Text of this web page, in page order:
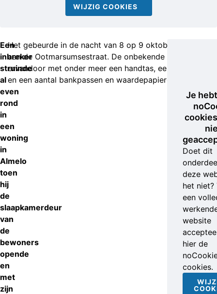
WIJZIG COOKIES
Een
inbreker
struinde
al
even
rond
in
een
woning
in
Almelo
toen
hij
de
slaapkamerdeur
van
de
bewoners
opende
en
met
zijn
Het gebeurde in de nacht van 8 op 9 oktober 2022
aan de Ootmarsumsestraat. De onbekende man ging
ervandoor met onder meer een handtas, een telefoon
en een aantal bankpassen en waardepapieren.
Je
Doet dit
deze
het niet?
een
website
hier de
cookies.